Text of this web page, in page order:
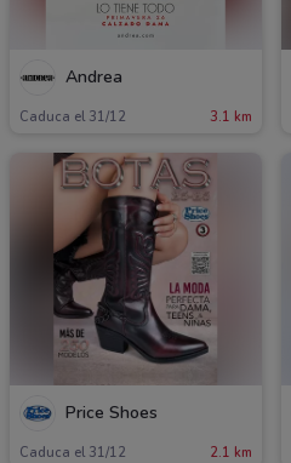
Andrea
Caduca el 31/12 3.1 km
Price Shoes
Caduca el 31/12 2.1 km